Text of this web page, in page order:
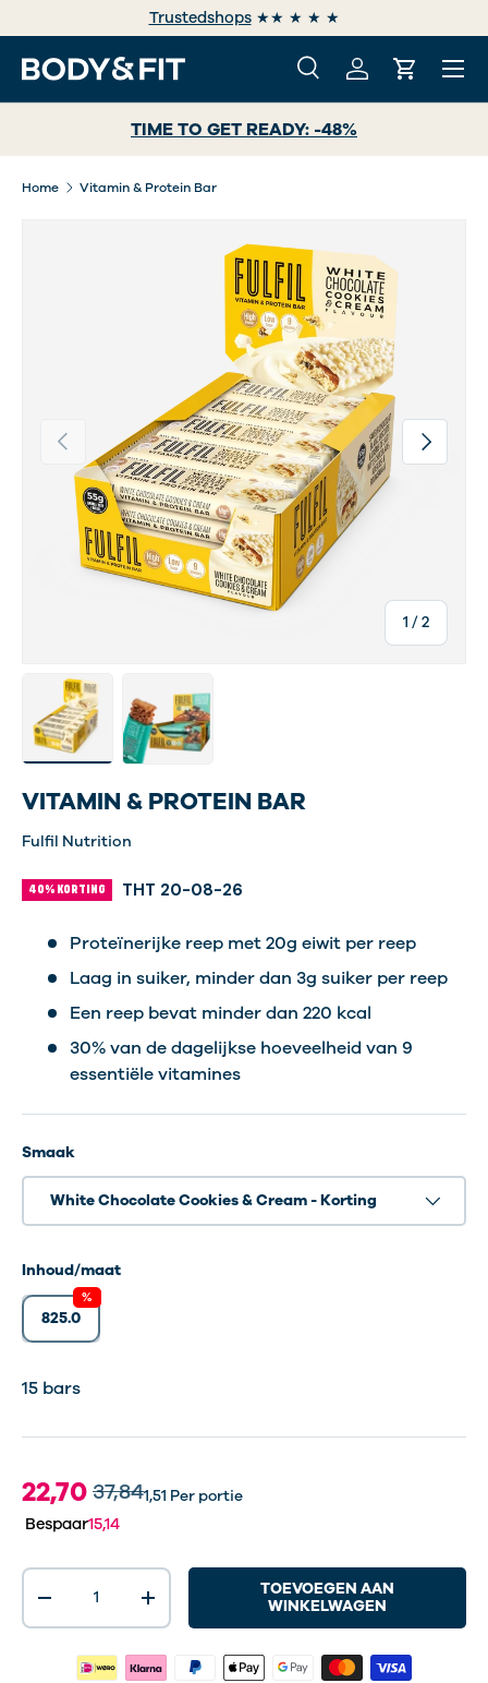
GA NAAR INHOUD
Trustedshops★★ ★ ★ ★
Zoeken
ZoekenInloggen
Menu
TIME TO GET READY: -48%
Home Vitamin & Protein Bar
Vorige
1 /van
2
Volgende
Laad afbeelding 11 in gallerij-weergave
VITAMIN & PROTEIN BAR
Fulfil Nutrition
40% KORTING THT 20-08-26
Proteïnerijke reep met 20g eiwit per reep
Laag in suiker, minder dan 3g suiker per reep
Een reep bevat minder dan 220 kcal
30% van de dagelijkse hoeveelheid van 9
essentiële vitamines
Smaak
White Chocolate Cookies & Cream - Korting
Inhoud/maat
825.0
%
15 bars
15 bars
15 bars
15 bars
15 bars
15 bars
15 bars
15 Bars
15 bars
15 bars15 Bars
22,7037,841,51 Per portie
Bespaar15,14
Aantal
-
+
TOEVOEGEN AAN
WINKELWAGEN